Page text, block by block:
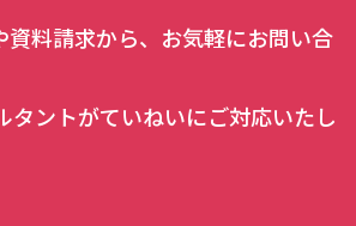
資料請求から、お気軽にお問い合
タントがていねいにご対応いたし